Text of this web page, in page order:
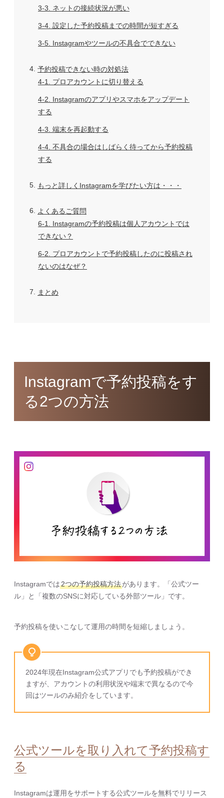
3-3 ネットの接続状況が悪い
3-4 設定した予約投稿までの時間が短すぎる
3-5 Instagramやツールの不具合でできない
4 予約投稿できない時の対処法
4-1
プロアカウントに切り替える
4-2
Instagramのアプリやスマホをアップデート
する
4-3 端末を再起動する
4-4 不具合の場合はしばらく待ってから予約投稿
する
5 もっと詳しくInstagramを学びたい方は・・・
6
よくあるご質問
6-1
Instagramの予約投稿は個人アカウントでは
できない？
6-2
プロアカウントで予約投稿したのに投稿され
ないのはなぜ？
7 まとめ
Instagramで予約投稿をす
る2つの方法
Instagramでは2つの予約投稿方法があります。「公式ツー
ル」と「複数のSNSに対応している外部ツール」です。
予約投稿を使いこなして運用の時間を短縮しましょう。
2024年現在Instagram公式アプリでも予約投稿ができ
ますが、アカウントの利用状況や端末で異なるので今
回はツールのみ紹介をしています。
公式ツールを取り入れて予約投稿す
る
Instagramは運用をサポートする公式ツールを無料でリリース